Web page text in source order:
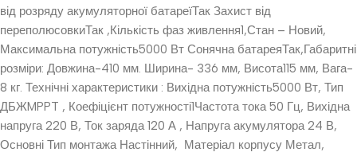
від розряду акумуляторної батареїТак Захист від
переполюсовкиТак ,Кількість фаз живлення1,Стан – Новий,
Максимальна потужність5000 Вт Сонячна батареяТак,Габаритні
розміри: Довжина-410 мм. Ширина- 336 мм, Висота115 мм, Вага-
8 кг. Технічні характеристики : Вихідна потужність5000 Вт, Тип
ДБЖMPPT , Коефіцієнт потужності1Частота тока 50 Гц, Вихідна
напруга 220 В, Ток заряда 120 А , Напруга акумулятора 24 В,
Основні Тип монтажа Настінний, Матеріал корпусу Метал,